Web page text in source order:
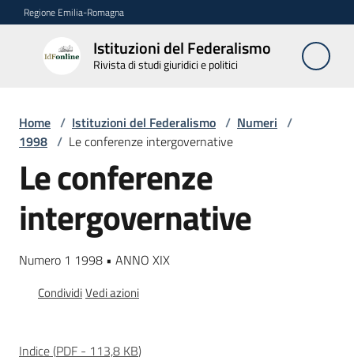
Vai al contenuto
Vai alla navigazione
Vai al footer
Regione Emilia-Romagna
Istituzioni del Federalismo
Rivista di studi giuridici e politici
Istituzioni
giuridici e politici
La
Rivista
Numeri
Menu selezionato
Autori
Home / Istituzioni del Federalismo / Numeri /
1998 / Le conferenze intergovernative
Le conferenze
intergovernative
Numero 1 1998 • ANNO XIX
CondividiVedi azioni
Indice(PDF - 113,8 KB)